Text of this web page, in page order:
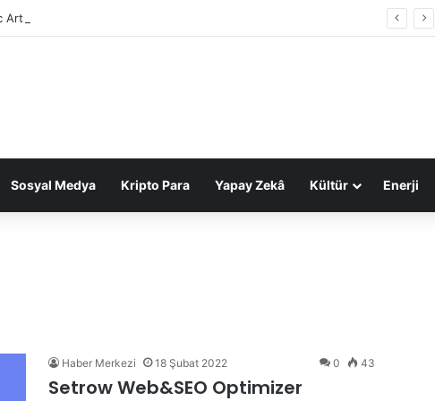
55 milyar dolarlık anlaşmayla Suudi Arabistan’ın oldu
Sosyal Medya Kripto Para Yapay Zekâ Kültür Enerji
Haber Merkezi 18 Şubat 2022 0 43
Setrow Web&SEO Optimizer